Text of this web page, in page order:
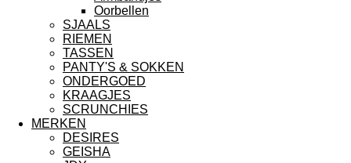
Oorbellen
SJAALS
RIEMEN
TASSEN
PANTY'S & SOKKEN
ONDERGOED
KRAAGJES
SCRUNCHIES
MERKEN
DESIRES
GEISHA